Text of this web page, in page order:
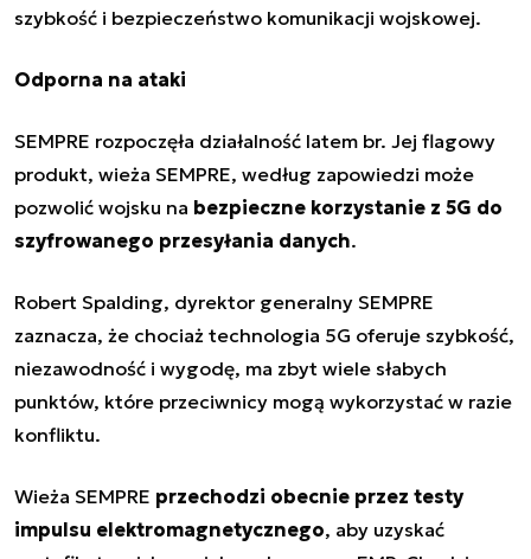
szybkość i bezpieczeństwo komunikacji wojskowej.
Odporna na ataki
SEMPRE rozpoczęła działalność latem br. Jej flagowy
produkt, wieża SEMPRE, według zapowiedzi może
pozwolić wojsku na bezpieczne korzystanie z 5G do
szyfrowanego przesyłania danych.
Robert Spalding, dyrektor generalny SEMPRE
zaznacza, że chociaż technologia 5G oferuje szybkość,
niezawodność i wygodę, ma zbyt wiele słabych
punktów, które przeciwnicy mogą wykorzystać w razie
konfliktu.
Wieża SEMPRE przechodzi obecnie przez testy
impulsu elektromagnetycznego, aby uzyskać